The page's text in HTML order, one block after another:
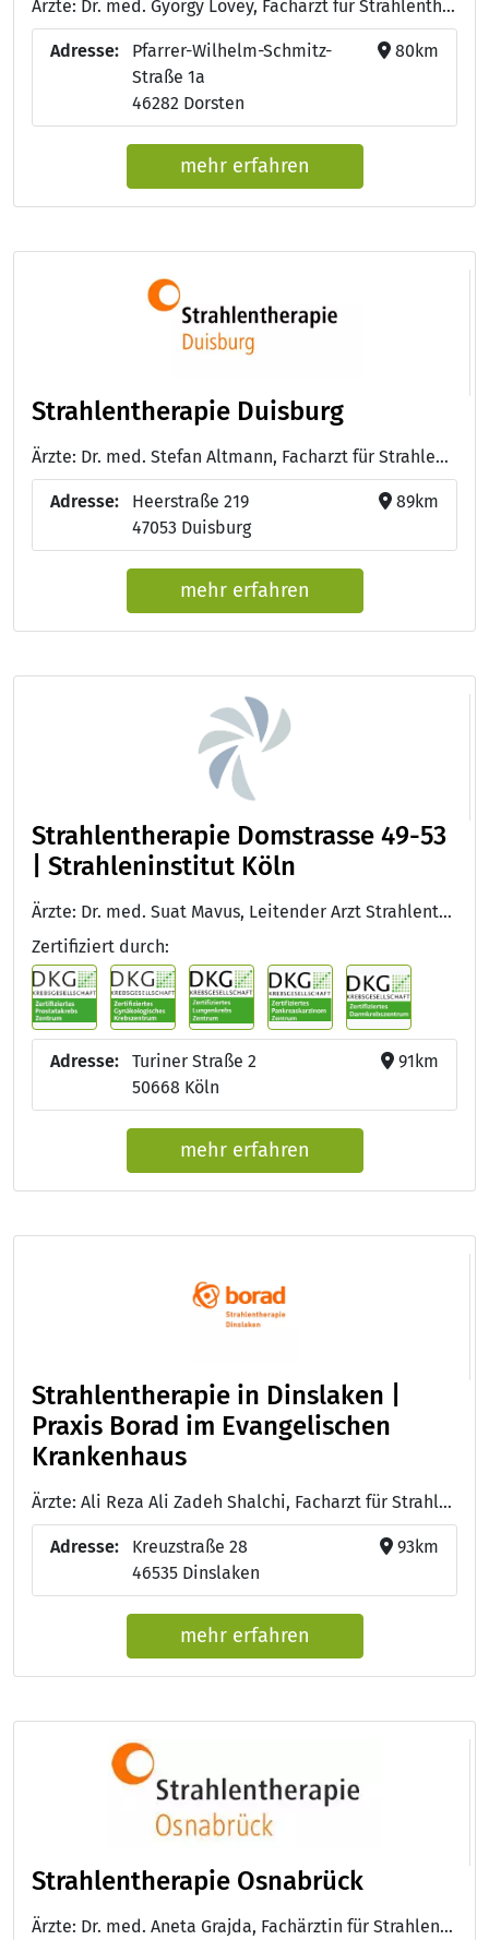
Ärzte: Dr. med. György Lövey, Facharzt für Strahlentherapie
Adresse:
Pfarrer-Wilhelm-Schmitz-
Straße 1a
46282 Dorsten
80km
mehr erfahren
Strahlentherapie Duisburg
Ärzte: Dr. med. Stefan Altmann, Facharzt für Strahlentherapie, Standortleiter - Dr. med. Eduardo Mendoza Garrido, Facharzt für Strahlentherapie - Dr. med. Ralf Oppenkowski , Facharzt für Strahlentherapie
Adresse:
Heerstraße 219
47053 Duisburg
89km
mehr erfahren
Strahlentherapie Domstrasse 49-53
| Strahleninstitut Köln
Ärzte: Dr. med. Suat Mavus, Leitender Arzt Strahlentherapie, Facharzt für Strahlentherapie
Zertifiziert durch:
Adresse:
Turiner Straße 2
50668 Köln
91km
mehr erfahren
Strahlentherapie in Dinslaken |
Praxis Borad im Evangelischen
Krankenhaus
Ärzte: Ali Reza Ali Zadeh Shalchi, Facharzt für Strahlentherapie - Dr. med. Mohamed Elfathali, Facharzt für Strahlentherapie
Adresse:
Kreuzstraße 28
46535 Dinslaken
93km
mehr erfahren
Strahlentherapie Osnabrück
Ärzte: Dr. med. Aneta Grajda, Fachärztin für Strahlentherapie, Palliativmedizin, Standortleiterin - Prof. Dr. med. Michael Heinrich Seegenschmiedt, Facharzt für Strahlentherapie / Radioonkologie - Dr. med. Andrea Windschall, Fachärztin für Strahlentherapie / Radioonkologie